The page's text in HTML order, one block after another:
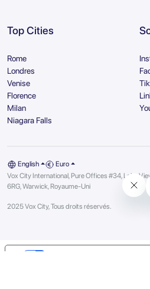
Top Cities
Rome
Londres
Venise
Florence
Milan
Niagara Falls
English
Euro
Vox City International, Pure Offices #34, Lake
6RG, Warwick, Royaume-Uni
2025 Vox City, Tous droits réservés.